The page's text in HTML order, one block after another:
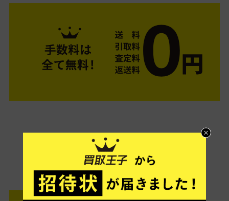
ご利用は簡単3ステップ
- FLOW -
STEP1 お申込み・梱包